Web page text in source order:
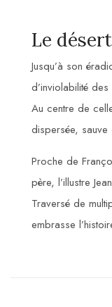
Le
Jusqu’à son
d’inviolabilité
Au centre de
dispersée, sauve
Proche de
père, l’illustre
Traversé de
embrasse